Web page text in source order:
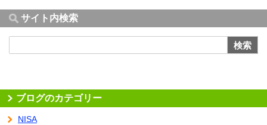
サイト内検索
検索
ブログのカテゴリー
NISA